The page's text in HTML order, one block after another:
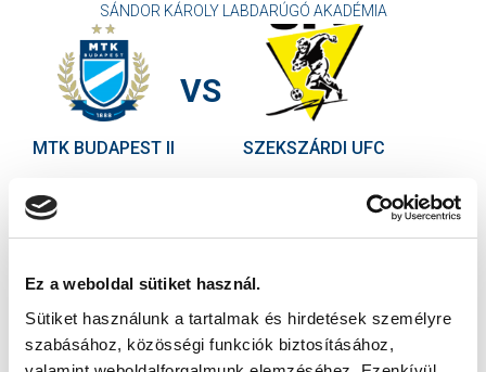
Ez a weboldal sütiket használ.
Sütiket használunk a tartalmak és hirdetések személyre
szabásához, közösségi funkciók biztosításához,
SÁNDOR KÁROLY LABDARÚGÓ AKADÉMIA
MTK BUDAPEST II
VS
SZEKSZÁRDI UFC
MTK BUDAPEST HÍRLEVÉL
Ne maradjon le egy eseményről sem! Iratkozzon fel ingyenes